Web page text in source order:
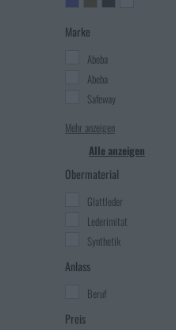
Marke
Abeba
Abeba
Safeway
Mehr anzeigen
Alle anzeigen
Obermaterial
Glattleder
Lederimitat
Synthetik
Anlass
Beruf
Preis